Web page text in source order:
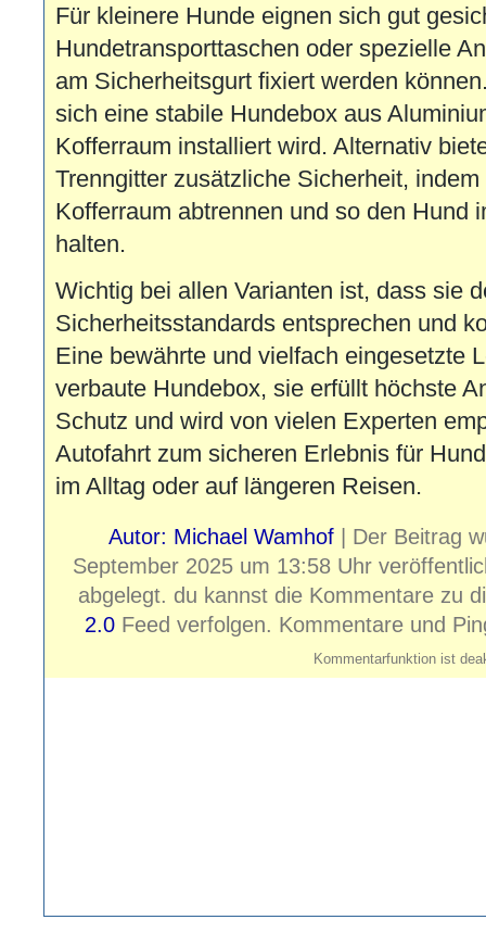
Für kleinere Hunde eignen sich gut
Hundetransporttaschen oder spezielle
am Sicherheitsgurt fixiert werden
sich eine stabile Hundebox aus
Kofferraum installiert wird. Alternativ
Trenngitter zusätzliche Sicherheit,
Kofferraum abtrennen und so den Hund
halten.
Wichtig bei allen Varianten ist, dass sie
Sicherheitsstandards entsprechen und
Eine bewährte und vielfach eingesetzte
verbaute Hundebox, sie erfüllt höchste
Schutz und wird von vielen Experten
Autofahrt zum sicheren Erlebnis für
im Alltag oder auf längeren Reisen.
Autor: Michael Wamhof | Der Beitrag
September 2025 um 13:58 Uhr
abgelegt. du kannst die Kommentare zu
2.0Feed verfolgen. Kommentare und
Kommentarfunktion ist